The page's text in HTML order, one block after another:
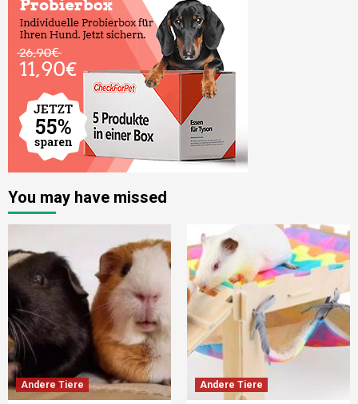
You may have missed
Andere Tiere Andere Tiere